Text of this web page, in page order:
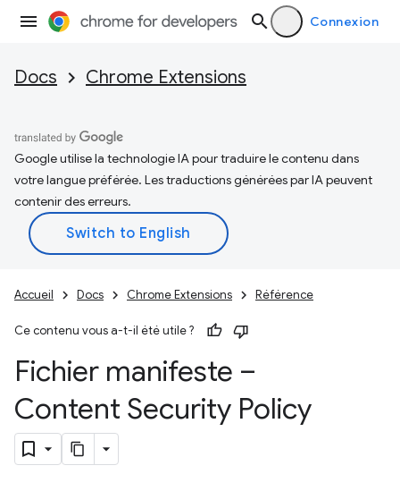
Connexion
Docs Chrome Extensions
Google utilise la technologie IA pour traduire le contenu dans
votre langue préférée. Les traductions générées par IA peuvent
contenir des erreurs.
Accueil Docs Chrome Extensions Référence
Ce contenu vous a-t-il été utile ?
Fichier manifeste –
Content Security Policy